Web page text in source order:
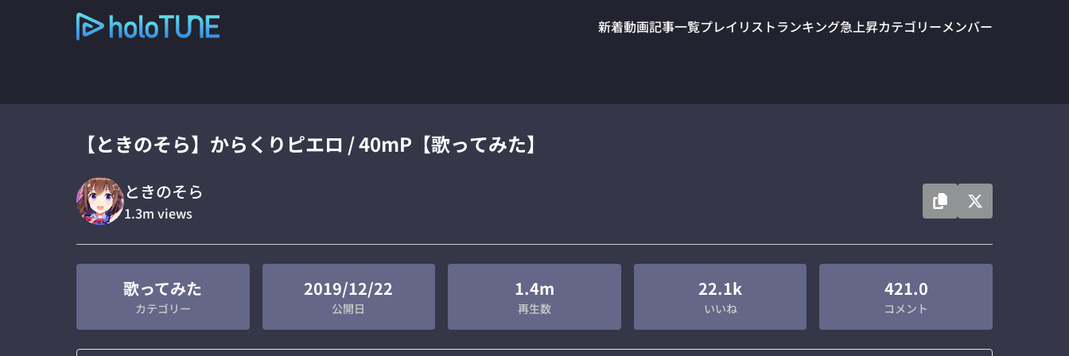
新着動画記事一覧プレイリストランキング急上昇カテゴリーメンバー
【ときのそら】からくりピエロ / 40mP【歌ってみた】
ときのそら
1.3m views
歌ってみた
カテゴリー
2019/12/22
公開日
1.4m
再生数
22.1k
いいね
421.0
コメント